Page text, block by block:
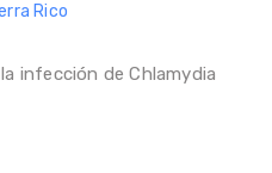
Rico
infección de Chlamydia